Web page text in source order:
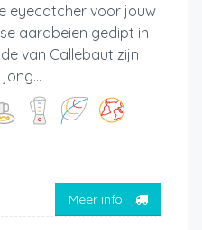
eyecatcher voor jouw
aardbeien gedipt in
van Callebaut zijn
Meer info